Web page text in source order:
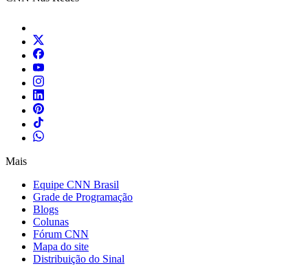
Mais
Equipe CNN Brasil
Grade de Programação
Blogs
Colunas
Fórum CNN
Mapa do site
Distribuição do Sinal